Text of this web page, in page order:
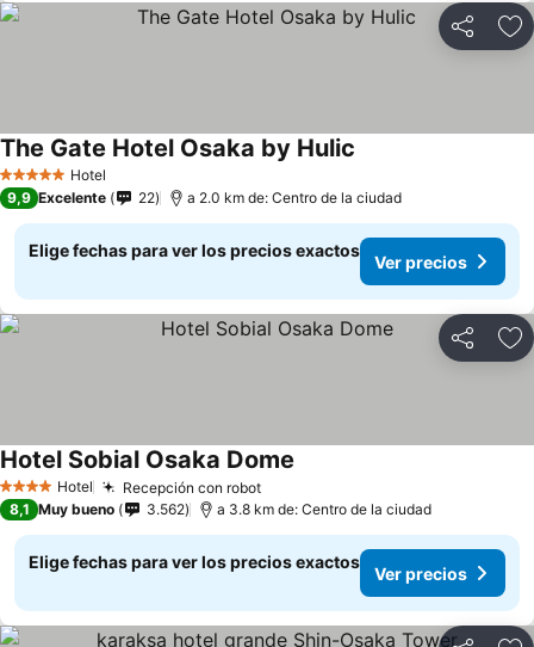
Compartir
5 Estrellas Hotel
The Gate Hotel Osaka by Hulic
9,9 Excelente 22 a 2.0 km de: Centro de la ciudad
Elige fechas para ver los precios exactos
Ver precios
Compartir
4 EstrellasHotel Recepción con robot
Hotel Sobial Osaka Dome
8,1 Muy bueno 3.562 a 3.8 km de: Centro de la ciudad
Elige fechas para ver los precios exactos
Ver precios